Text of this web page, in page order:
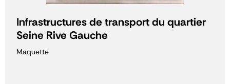
Infrastructures de transport du quartier
Seine Rive Gauche
Maquette